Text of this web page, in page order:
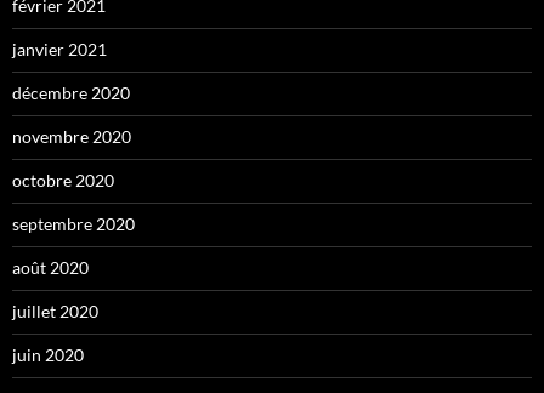
février 2021
janvier 2021
décembre 2020
novembre 2020
octobre 2020
septembre 2020
août 2020
juillet 2020
juin 2020